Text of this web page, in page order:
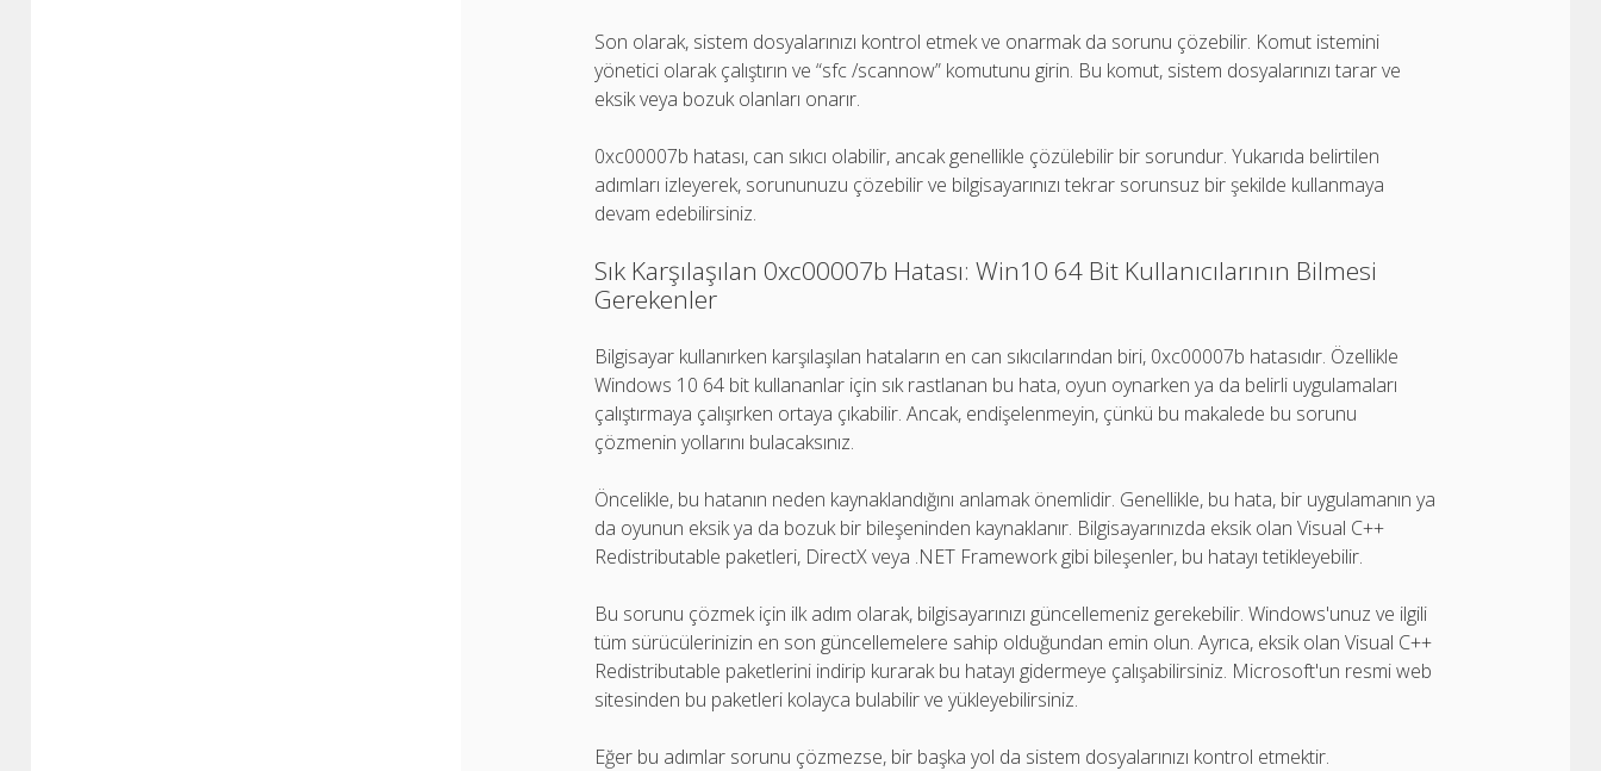
Son olarak, sistem dosyalarınızı kontrol etmek ve onarmak da sorunu çözebilir. Komut istemini
yönetici olarak çalıştırın ve “sfc /scannow” komutunu girin. Bu komut, sistem dosyalarınızı tarar ve
eksik veya bozuk olanları onarır.
0xc00007b hatası, can sıkıcı olabilir, ancak genellikle çözülebilir bir sorundur. Yukarıda belirtilen
adımları izleyerek, sorununuzu çözebilir ve bilgisayarınızı tekrar sorunsuz bir şekilde kullanmaya
devam edebilirsiniz.
Sık Karşılaşılan 0xc00007b Hatası: Win10 64 Bit Kullanıcılarının Bilmesi
Gerekenler
Bilgisayar kullanırken karşılaşılan hataların en can sıkıcılarından biri, 0xc00007b hatasıdır. Özellikle
Windows 10 64 bit kullananlar için sık rastlanan bu hata, oyun oynarken ya da belirli uygulamaları
çalıştırmaya çalışırken ortaya çıkabilir. Ancak, endişelenmeyin, çünkü bu makalede bu sorunu
çözmenin yollarını bulacaksınız.
Öncelikle, bu hatanın neden kaynaklandığını anlamak önemlidir. Genellikle, bu hata, bir uygulamanın ya
da oyunun eksik ya da bozuk bir bileşeninden kaynaklanır. Bilgisayarınızda eksik olan Visual C++
Redistributable paketleri, DirectX veya .NET Framework gibi bileşenler, bu hatayı tetikleyebilir.
Bu sorunu çözmek için ilk adım olarak, bilgisayarınızı güncellemeniz gerekebilir. Windows'unuz ve ilgili
tüm sürücülerinizin en son güncellemelere sahip olduğundan emin olun. Ayrıca, eksik olan Visual C++
Redistributable paketlerini indirip kurarak bu hatayı gidermeye çalışabilirsiniz. Microsoft'un resmi web
sitesinden bu paketleri kolayca bulabilir ve yükleyebilirsiniz.
Eğer bu adımlar sorunu çözmezse, bir başka yol da sistem dosyalarınızı kontrol etmektir.